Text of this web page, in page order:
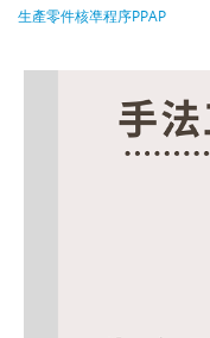
生產零件核凖程序PPAP